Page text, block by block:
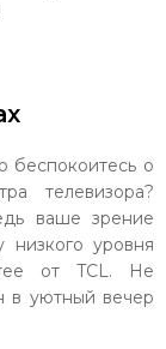
беспокоитесь о
телевизора?
ваше зрение
уровня
от TCL. Не
в уютный вечер